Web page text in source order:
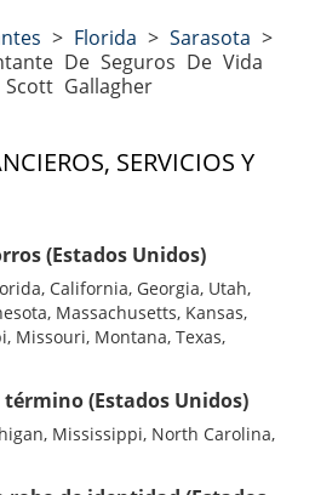
> Florida > Sarasota >
De Seguros De Vida
Scott Gallagher
SERVICIOS Y
(Estados Unidos)
California, Georgia, Utah,
Massachusetts, Kansas,
Missouri, Montana, Texas,
término (Estados Unidos)
Mississippi, North Carolina,